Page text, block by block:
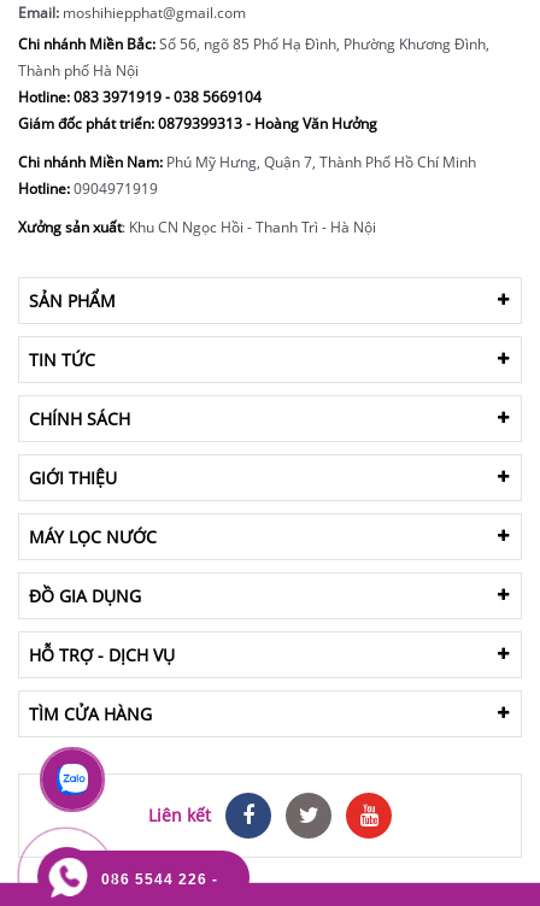
086 5544 226 -
Email: moshihiepphat@gmail.com
Chi nhánh Miền Bắc:Số 56, ngõ 85 Phố Hạ Đình, Phường Khương Đình,
Thành phố Hà Nội
Hotline:083 3971919 - 038 5669104
Giám đốc phát triển: 0879399313 - Hoàng Văn Hưởng
Chi nhánh Miền Nam: Phú Mỹ Hưng, Quận 7, Thành Phố Hồ Chí Minh
Hotline:0904971919
Xưởng sản xuất: Khu CN Ngọc Hồi - Thanh Trì - Hà Nội
SẢN PHẨM
TIN TỨC
CHÍNH SÁCH
GIỚI THIỆU
MÁY LỌC NƯỚC
ĐỒ GIA DỤNG
HỖ TRỢ - DỊCH VỤ
TÌM CỬA HÀNG
Liên kết